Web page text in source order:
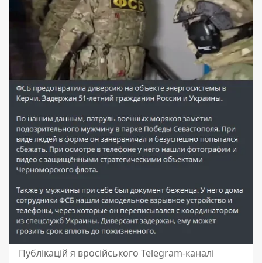
Публікацій я вросійського Telegram-каналі